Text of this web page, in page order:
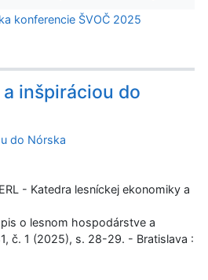
inšpiráciou do
do Nórska
- Katedra lesníckej ekonomiky a
o lesnom hospodárstve a
č. 1 (2025), s. 28-29. - Bratislava :